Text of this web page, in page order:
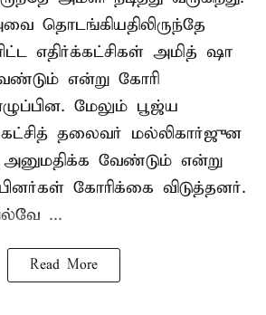
தொடங்கியதிலிருந்தே
எதிர்க்கட்சிகள் அமித் ஷா
என்று கோரி
மேலும் பூஜ்ய
தலைவர் மல்லிகார்ஜுன
வேண்டும் என்று
கோரிக்கை விடுத்தனர்.
...
Read More